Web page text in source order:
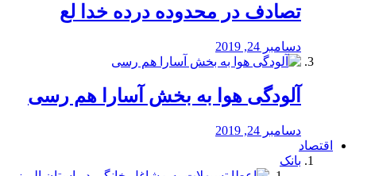
تصادف در محدوده درده خدا لع
دسامبر 24, 2019
آلودگی هوا به بخش آسارا هم رسی
دسامبر 24, 2019
اقتصاد
بانک